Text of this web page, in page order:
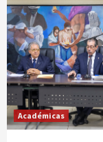
Académicas